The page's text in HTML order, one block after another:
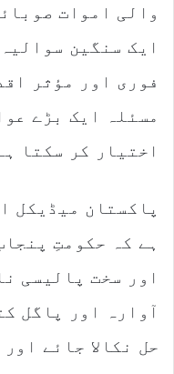
والی اموات
ایک سنگین
فوری اور مؤثر
مسئلہ ایک بڑے
اختیار کر سکتا
پاکستان میڈیکل
ہے کہ حکومتِ
اور سخت پالیسی
آوارہ اور پاگل
حل نکالا جائے